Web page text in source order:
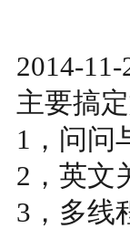
2014-
主要搞
1，问问
2，英文
3，多线